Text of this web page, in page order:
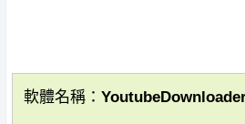
軟體名稱：